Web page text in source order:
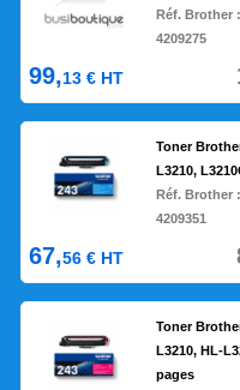
Réf. Brother
4209275
99,13 € HT
Toner
L3210,
Réf. Brother
4209351
67,56 € HT
Toner
L3210, HL-
pages